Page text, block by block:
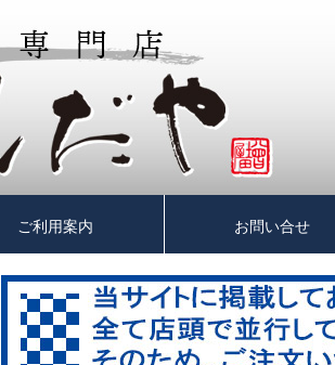
ご利用案内 お問い合せ